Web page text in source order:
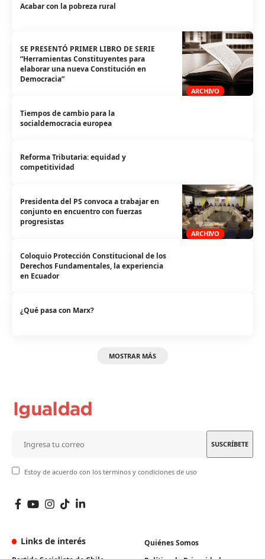
Acabar con la pobreza rural
ARCHIVO
SE PRESENTÓ PRIMER LIBRO DE SERIE
“Herramientas Constituyentes para
elaborar una nueva Constitución en
Democracia”
Tiempos de cambio para la
socialdemocracia europea
Reforma Tributaria: equidad y
competitividad
ARCHIVO
Presidenta del PS convoca a trabajar en
conjunto en encuentro con fuerzas
progresistas
Coloquio Protección Constitucional de los
Derechos Fundamentales, la experiencia
en Ecuador
¿Qué pasa con Marx?
MOSTRAR MÁS
Estoy de acuerdo con los terminos y condiciones de uso
Links de interés
Quiénes Somos